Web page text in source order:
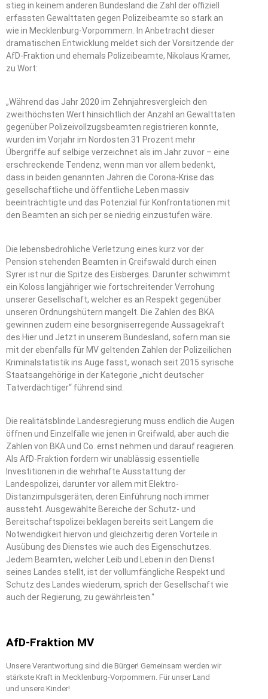
stieg in keinem anderen Bundesland die Zahl der offiziell
erfassten Gewalttaten gegen Polizeibeamte so stark an
wie in Mecklenburg-Vorpommern. In Anbetracht dieser
dramatischen Entwicklung meldet sich der Vorsitzende der
AfD-Fraktion und ehemals Polizeibeamte, Nikolaus Kramer,
zu Wort:
„Während das Jahr 2020 im Zehnjahresvergleich den
zweithöchsten Wert hinsichtlich der Anzahl an Gewalttaten
gegenüber Polizeivollzugsbeamten registrieren konnte,
wurden im Vorjahr im Nordosten 31 Prozent mehr
Übergriffe auf selbige verzeichnet als im Jahr zuvor – eine
erschreckende Tendenz, wenn man vor allem bedenkt,
dass in beiden genannten Jahren die Corona-Krise das
gesellschaftliche und öffentliche Leben massiv
beeinträchtigte und das Potenzial für Konfrontationen mit
den Beamten an sich per se niedrig einzustufen wäre.
Die lebensbedrohliche Verletzung eines kurz vor der
Pension stehenden Beamten in Greifswald durch einen
Syrer ist nur die Spitze des Eisberges. Darunter schwimmt
ein Koloss langjähriger wie fortschreitender Verrohung
unserer Gesellschaft, welcher es an Respekt gegenüber
unseren Ordnungshütern mangelt. Die Zahlen des BKA
gewinnen zudem eine besorgniserregende Aussagekraft
des Hier und Jetzt in unserem Bundesland, sofern man sie
mit der ebenfalls für MV geltenden Zahlen der Polizeilichen
Kriminalstatistik ins Auge fasst, wonach seit 2015 syrische
Staatsangehörige in der Kategorie „nicht deutscher
Tatverdächtiger“ führend sind.
Die realitätsblinde Landesregierung muss endlich die Augen
öffnen und Einzelfälle wie jenen in Greifwald, aber auch die
Zahlen von BKA und Co. ernst nehmen und darauf reagieren.
Als AfD-Fraktion fordern wir unablässig essentielle
Investitionen in die wehrhafte Ausstattung der
Landespolizei, darunter vor allem mit Elektro-
Distanzimpulsgeräten, deren Einführung noch immer
aussteht. Ausgewählte Bereiche der Schutz- und
Bereitschaftspolizei beklagen bereits seit Langem die
Notwendigkeit hiervon und gleichzeitig deren Vorteile in
Ausübung des Dienstes wie auch des Eigenschutzes.
Jedem Beamten, welcher Leib und Leben in den Dienst
seines Landes stellt, ist der vollumfängliche Respekt und
Schutz des Landes wiederum, sprich der Gesellschaft wie
auch der Regierung, zu gewährleisten.“
AfD-Fraktion MV
Unsere Verantwortung sind die Bürger! Gemeinsam werden wir
stärkste Kraft in Mecklenburg-Vorpommern. Für unser Land
und unsere Kinder!